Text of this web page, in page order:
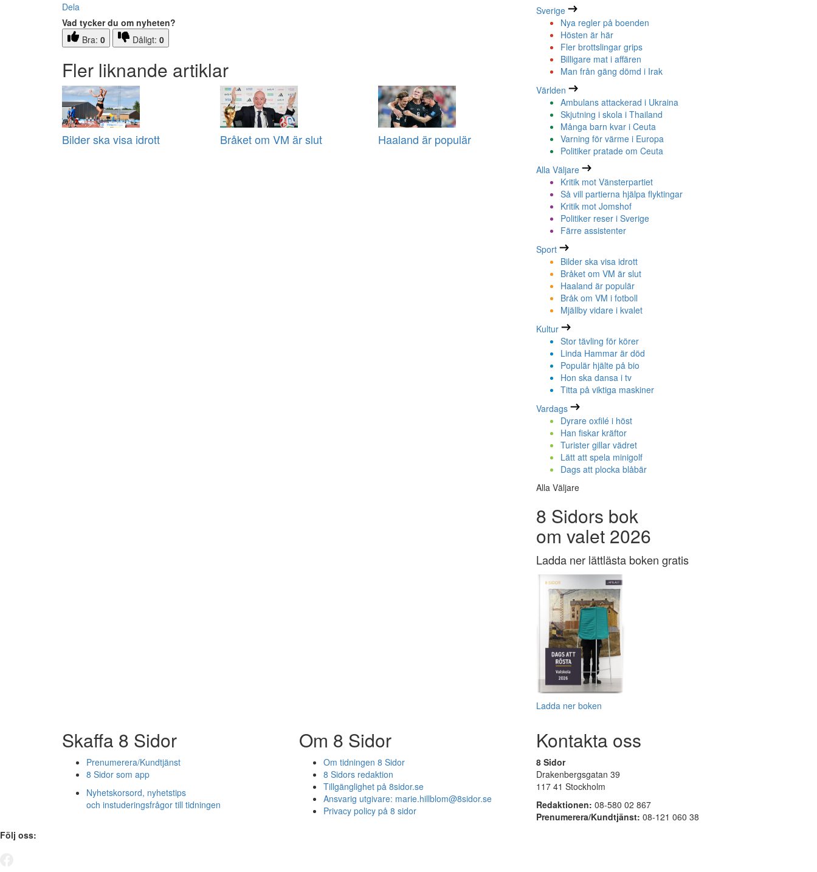
Dela
Vad tycker du om nyheten?
Bra: 0 Dåligt: 0
Fler liknande artiklar
Bilder ska visa idrott Bråket om VM är slut Haaland är populär
Sverige
Nya regler på boenden
Hösten är här
Fler brottslingar grips
Billigare mat i affären
Man från gäng dömd i Irak
Världen
Ambulans attackerad i Ukraina
Skjutning i skola i Thailand
Många barn kvar i Ceuta
Varning för värme i Europa
Politiker pratade om Ceuta
Alla Väljare
Kritik mot Vänsterpartiet
Så vill partierna hjälpa flyktingar
Kritik mot Jomshof
Politiker reser i Sverige
Färre assistenter
Sport
Bilder ska visa idrott
Bråket om VM är slut
Haaland är populär
Bråk om VM i fotboll
Mjällby vidare i kvalet
Kultur
Stor tävling för körer
Linda Hammar är död
Populär hjälte på bio
Hon ska dansa i tv
Titta på viktiga maskiner
Vardags
Dyrare oxfilé i höst
Han fiskar kräftor
Turister gillar vädret
Lätt att spela minigolf
Dags att plocka blåbär
Alla Väljare
8 Sidors bok
om valet 2026
Ladda ner lättlästa boken gratis
Ladda ner boken
Skaffa 8 Sidor
Prenumerera/Kundtjänst
8 Sidor som app
Nyhetskorsord, nyhetstips
och instuderingsfrågor till tidningen
Om 8 Sidor
Om tidningen 8 Sidor
8 Sidors redaktion
Tillgänglighet på 8sidor.se
Ansvarig utgivare: marie.hillblom@8sidor.se
Privacy policy på 8 sidor
Kontakta oss
8 Sidor
Drakenbergsgatan 39
117 41 Stockholm
Redaktionen: 08-580 02 867
Prenumerera/Kundtjänst: 08-121 060 38
Följ oss: